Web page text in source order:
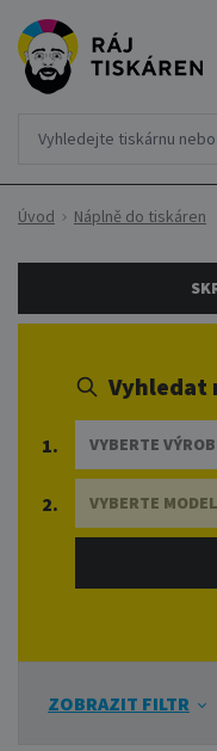
Úvod Náplně do tiskáren
Vyhledat
VYBERTE
1.
VYBERTE
2.
ZOBRAZIT FILTR